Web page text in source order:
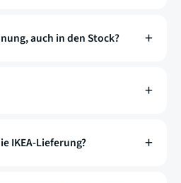
auch in den Stock?
IKEA-Lieferung?